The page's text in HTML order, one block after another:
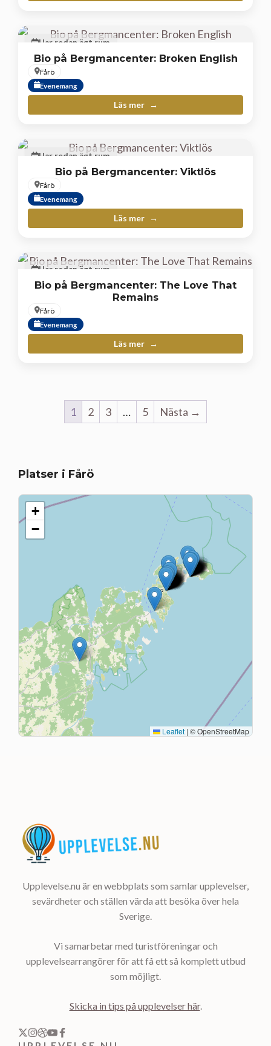
Har redan ägt rum
Bio på Bergmancenter: Broken English
Fårö
Evenemang
Läs mer
Har redan ägt rum
Bio på Bergmancenter: Viktlös
Fårö
Evenemang
Läs mer
Har redan ägt rum
Bio på Bergmancenter: The Love That
Remains
Fårö
Evenemang
Läs mer
1 2 3 … 5 Nästa →
Platser i Fårö
+
−
Leaflet | © OpenStreetMap
Upplevelse.nu är en webbplats som samlar upplevelser,
sevärdheter och ställen värda att besöka över hela
Sverige.
Vi samarbetar med turistföreningar och
upplevelsearrangörer för att få ett så komplett utbud
som möjligt.
Skicka in tips på upplevelser här.